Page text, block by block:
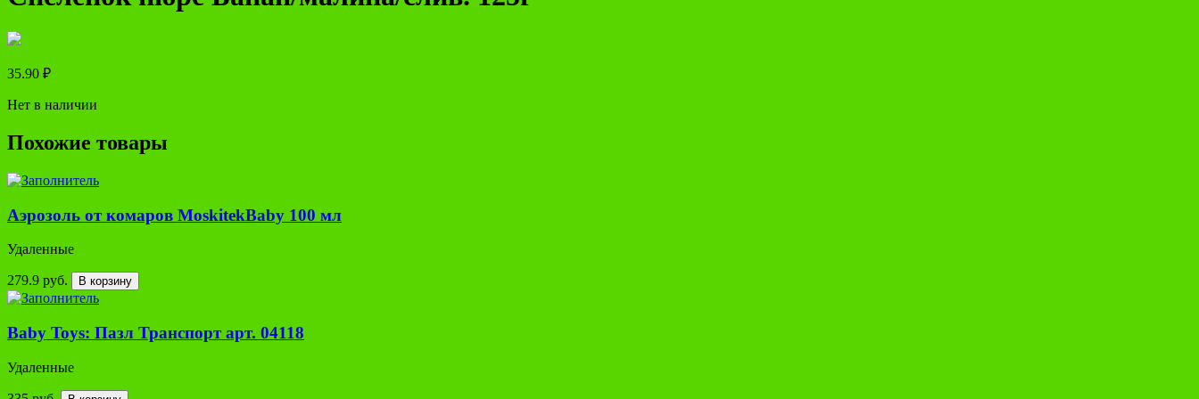
35.90 ₽
Нет в наличии
Похожие товары
Аэрозоль от комаров MoskitekBaby 100 мл
Удаленные
279.9 руб. В корзину
Baby Toys: Пазл Транспорт арт. 04118
Удаленные